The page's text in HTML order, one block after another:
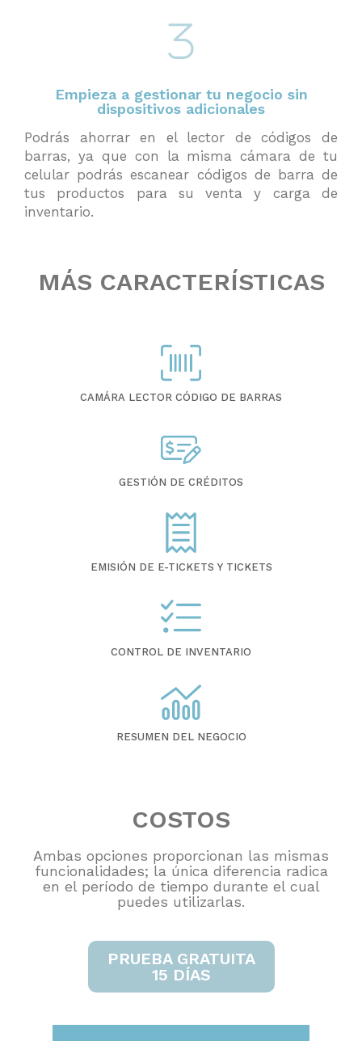
Empieza a gestionar tu negocio sin
dispositivos adicionales
Podrás ahorrar en el lector de códigos de
barras, ya que con la misma cámara de tu
celular podrás escanear códigos de barra de
tus productos para su venta y carga de
inventario.
MÁS CARACTERÍSTICAS
CAMÁRA LECTOR CÓDIGO DE BARRAS
GESTIÓN DE CRÉDITOS
EMISIÓN DE E-TICKETS Y TICKETS
CONTROL DE INVENTARIO
RESUMEN DEL NEGOCIO
COSTOS
Ambas opciones proporcionan las mismas
funcionalidades; la única diferencia radica
en el período de tiempo durante el cual
puedes utilizarlas.
PRUEBA GRATUITA
15 DÍAS